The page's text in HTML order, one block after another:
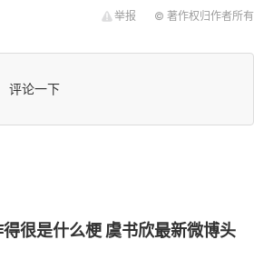
© 著作权归作者所有
举报
评论一下
很是什么梗 虞书欣最新微博头